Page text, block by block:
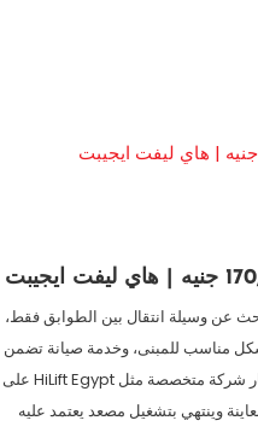
عن وسيلة انتقال بين الطوابق فقط،
مناسب للمبنى، وخدمة صيانة تضمن
راحة السكان أو العملاء لذلك يساعدك اختيار شركة متخصصة مثل HiLift Egypt على
وينتهي بتشغيل مصعد يعتمد عليه